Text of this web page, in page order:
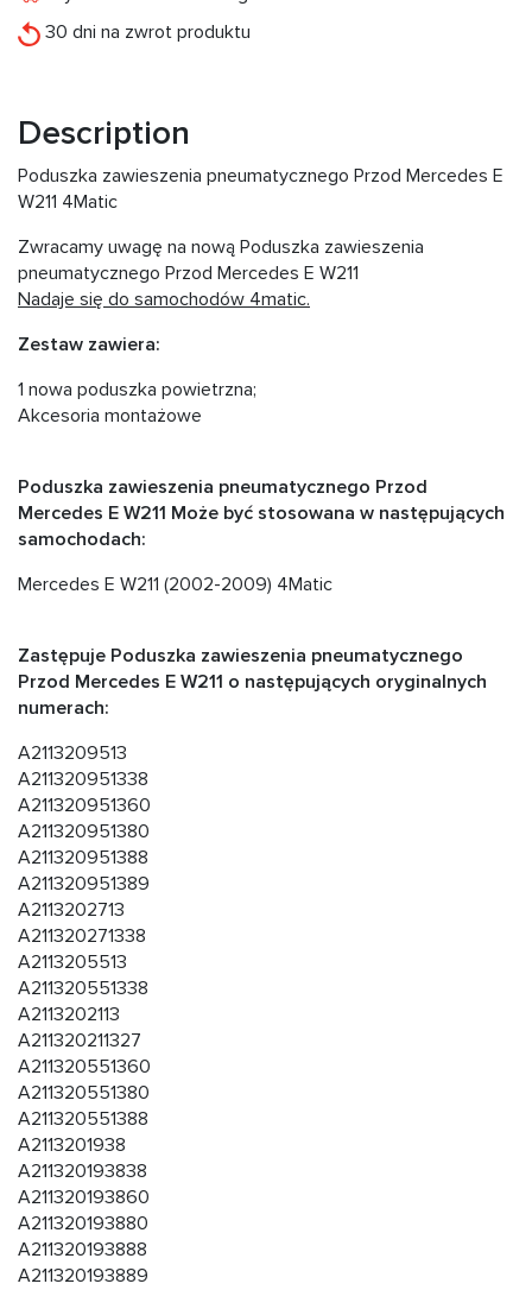
30 dni na zwrot produktu
Description
Poduszka zawieszenia pneumatycznego Przod Mercedes E
W211 4Matic
Zwracamy uwagę na nową Poduszka zawieszenia
pneumatycznego Przod Mercedes E W211
Nadaje się do samochodów 4matic.
Zestaw zawiera:
1 nowa poduszka powietrzna;
Akcesoria montażowe
Poduszka zawieszenia pneumatycznego Przod
Mercedes E W211 Może być stosowana w następujących
samochodach:
Mercedes E W211 (2002-2009) 4Matic
Zastępuje Poduszka zawieszenia pneumatycznego
Przod Mercedes E W211 o następujących oryginalnych
numerach:
A2113209513
A211320951338
A211320951360
A211320951380
A211320951388
A211320951389
A2113202713
A211320271338
A2113205513
A211320551338
A2113202113
A211320211327
A211320551360
A211320551380
A211320551388
A2113201938
A211320193838
A211320193860
A211320193880
A211320193888
A211320193889